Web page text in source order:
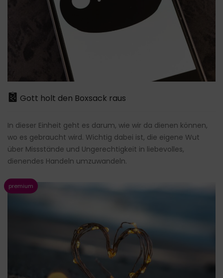
Gott holt den Boxsack raus
In dieser Einheit geht es darum, wie wir da dienen können,
wo es gebraucht wird. Wichtig dabei ist, die eigene Wut
über Missstände und Ungerechtigkeit in liebevolles,
dienendes Handeln umzuwandeln.